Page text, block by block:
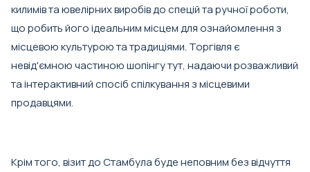
килимів та ювелірних виробів до спецій та ручної роботи,
що робить його ідеальним місцем для ознайомлення з
місцевою культурою та традиціями. Торгівля є
невід'ємною частиною шопінгу тут, надаючи розважливий
та інтерактивний спосіб спілкування з місцевими
продавцями.
Крім того, візит до Стамбула буде неповним без відчуття